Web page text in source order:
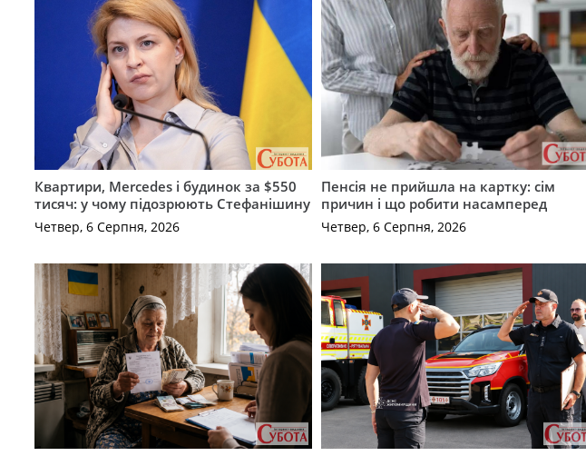
Квартири, Mercedes і будинок за $550
тисяч: у чому підозрюють Стефанішину
Четвер, 6 Серпня, 2026
Пенсія не прийшла на картку: сім
причин і що робити насамперед
Четвер, 6 Серпня, 2026